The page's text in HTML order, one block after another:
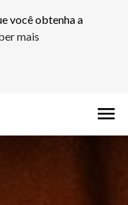
você obtenha a
mais
menu